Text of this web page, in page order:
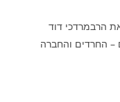
הרבמרדכי דוד
– החרדים והחברה